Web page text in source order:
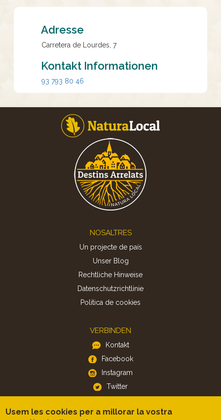
Adresse
Carretera de Lourdes, 7
Kontakt Informationen
93 793 80 46
NOSALTRES
Un projecte de país
Unser Blog
Rechtliche Hinweise
Datenschutzrichtlinie
Politica de cookies
VERBINDEN
Kontakt
Facebook
Instagram
Twitter
APP
Usem les cookies per a millorar la vostra